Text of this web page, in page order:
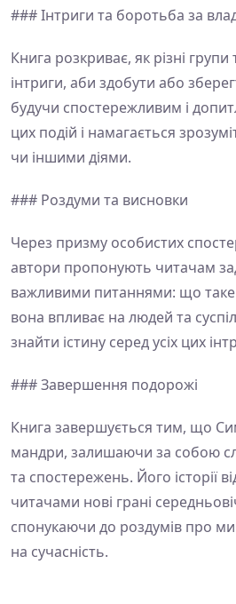
### Інтриги та боротьба за
Книга розкриває, як різні
інтриги, аби здобути або
будучи спостережливим і
цих подій і намагається
чи іншими діями.
### Роздуми та висновки
Через призму особистих
автори пропонують читачам
важливими питаннями: що
вона впливає на людей та
знайти істину серед усіх цих
### Завершення подорожі
Книга завершується тим, що
мандри, залишаючи за собою
та спостережень. Його історії
читачами нові грані
спонукаючи до роздумів про
на сучасність.